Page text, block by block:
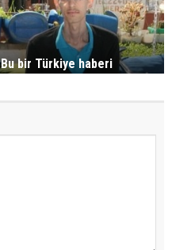
Bu bir Türkiye haberi